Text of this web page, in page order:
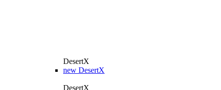
DesertX
new DesertX
DesertX